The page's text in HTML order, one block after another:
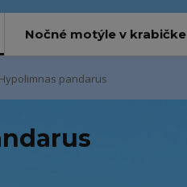
Nočné motýle v krabičke
Hypolimnas pandarus